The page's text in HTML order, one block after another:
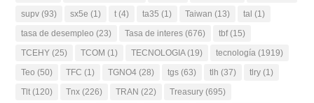
supv (93) sx5e (1) t (4) ta35 (1) Taiwan (13) tal (1)
tasa de desempleo (23) Tasa de interes (676) tbf(15)
TCEHY (25) TCOM (1) TECNOLOGIA(19) tecnología (1919)
Teo (50) TFC (1) TGNO4 (28) tgs (63) tlh (37) tlry (1)
Tlt (120) Tnx (226) TRAN (22) Treasury (695)